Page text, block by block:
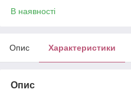
В наявності
Опис Характеристики
Опис